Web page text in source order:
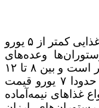
غذا در هلسینیکی گران است و هیچ غذایی کمتر از ۵ یورو
وعده‌های
ویژه‌ی ناهار دارند که قیمت آنها کمتر است و بین ۸ تا ۱۲
یورو می‌شود. غذاهای فست فودی حدودا ۷ یورو قیمت
غذاهای نیمه‌آماده